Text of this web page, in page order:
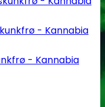
- Kannabia